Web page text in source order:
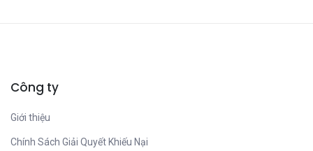
Công ty
Giới thiệu
Chính Sách Giải Quyết Khiếu Nại